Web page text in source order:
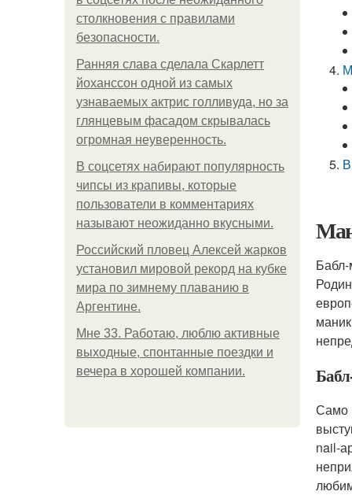
столкновения с правилами
безопасности.
Ранняя слава сделала Скарлетт
йоханссон одной из самых
узнаваемых актрис голливуда, но за
глянцевым фасадом скрывалась
огромная неуверенность.
В соцсетях набирают популярность
чипсы из крапивы, которые
пользователи в комментариях
называют неожиданно вкусными.
Российский пловец Алексей жарков
установил мировой рекорд на кубке
мира по зимнему плаванию в
Аргентине.
Мне 33. Работаю, люблю активные
выходные, спонтанные поездки и
вечера в хорошей компании.
Само
nail-